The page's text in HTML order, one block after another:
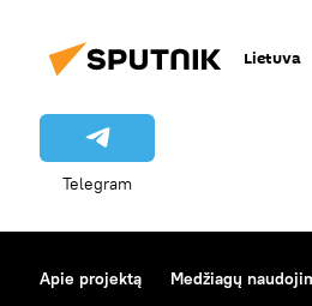
Lietuva
Telegram
Apie projektą Medžiagų